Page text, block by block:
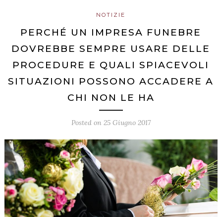
NOTIZIE
PERCHÉ UN IMPRESA FUNEBRE
DOVREBBE SEMPRE USARE DELLE
PROCEDURE E QUALI SPIACEVOLI
SITUAZIONI POSSONO ACCADERE A
CHI NON LE HA
Posted on 25 Giugno 2017